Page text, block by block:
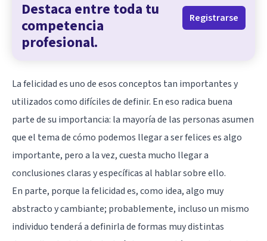
Destaca entre toda tu
competencia
profesional.
Registrarse
La felicidad es uno de esos conceptos tan importantes y
utilizados como difíciles de definir. En eso radica buena
parte de su importancia: la mayoría de las personas asumen
que el tema de cómo podemos llegar a ser felices es algo
importante, pero a la vez, cuesta mucho llegar a
conclusiones claras y específicas al hablar sobre ello.
En parte, porque la felicidad es, como idea, algo muy
abstracto y cambiante; probablemente, incluso un mismo
individuo tenderá a definirla de formas muy distintas